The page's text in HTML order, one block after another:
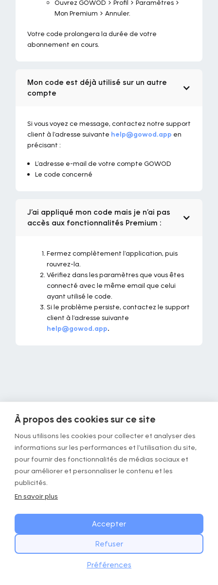
À propos des cookies sur ce site
Nous utilisons les cookies pour collecter et analyser des
informations sur les performances et l'utilisation du site,
pour fournir des fonctionnalités de médias sociaux et
pour améliorer et personnaliser le contenu et les
publicités.
En savoir plus
Accepter
Refuser
Préférences
Ouvrez GOWOD > Profil > Paramètres >
Mon Premium > Annuler.
Votre code prolongera la durée de votre
abonnement en cours.
Mon code est déjà utilisé sur un autre
compte
Si vous voyez ce message, contactez notre support
client à l’adresse suivante help@gowod.app en
précisant :
L’adresse e-mail de votre compte GOWOD
Le code concerné
J’ai appliqué mon code mais je n’ai pas
accès aux fonctionnalités Premium :
Fermez complètement l’application, puis
rouvrez-la.
Vérifiez dans les paramètres que vous êtes
connecté avec le même email que celui
ayant utilisé le code.
Si le problème persiste, contactez le support
client à l’adresse suivante
help@gowod.app.